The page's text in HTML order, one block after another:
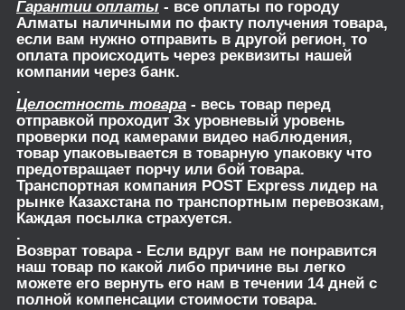
Гарантии оплаты - все оплаты по городу
Алматы наличными по факту получения товара,
если вам нужно отправить в другой регион, то
оплата происходить через реквизиты нашей
компании через банк.
.
Целостность товара - весь товар перед
отправкой проходит 3х уровневый уровень
проверки под камерами видео наблюдения,
товар упаковывается в товарную упаковку что
предотвращает порчу или бой товара.
Транспортная компания POST Express лидер на
рынке Казахстана по транспортным перевозкам,
Каждая посылка страхуется.
.
Возврат товара- Если вдруг вам не понравится
наш товар по какой либо причине вы легко
можете его вернуть его нам в течении 14 дней с
полной компенсации стоимости товара.